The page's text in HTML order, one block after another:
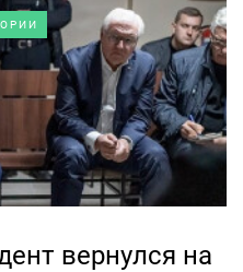
вернулся на